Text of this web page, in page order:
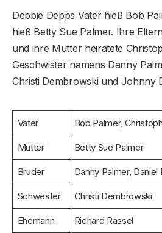
Debbie Depps Vater hieß Bob
hieß Betty Sue Palmer. Ihre
und ihre Mutter heiratete
Geschwister namens Danny
Christi Dembrowski und Johnny
Vater Bob Palmer,
Mutter Betty Sue Palmer
Bruder Danny Palmer,
Schwester Christi Dembrowski
Ehemann Richard Rassel